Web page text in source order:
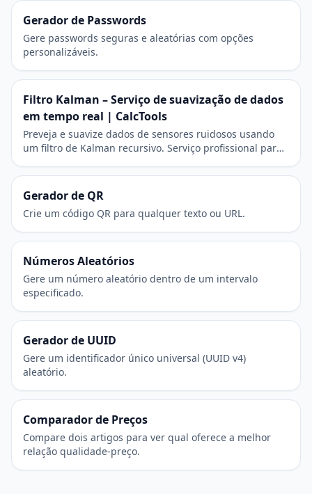
Gerador de Passwords
Gere passwords seguras e aleatórias com opções
personalizáveis.
Filtro Kalman – Serviço de suavização de dados
em tempo real | CalcTools
Preveja e suavize dados de sensores ruidosos usando
um filtro de Kalman recursivo. Serviço profissional para
Gerador de QR
Crie um código QR para qualquer texto ou URL.
Números Aleatórios
Gere um número aleatório dentro de um intervalo
especificado.
Gerador de UUID
Gere um identificador único universal (UUID v4)
aleatório.
Comparador de Preços
Compare dois artigos para ver qual oferece a melhor
relação qualidade-preço.